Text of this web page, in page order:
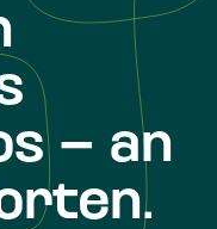
– an